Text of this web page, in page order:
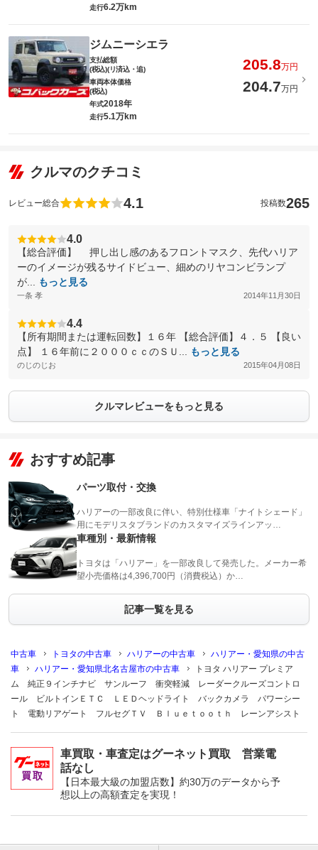
走行6.2万km
ジムニーシエラ
支払総額
(税込)(リ済込・追)
205.8万円
車両本体価格
(税込)
204.7万円
年式2018年
走行5.1万km
クルマのクチコミ
レビュー総合 4.1 投稿数265
4.0
【総合評価】 押し出し感のあるフロントマスク、先代ハリア
ーのイメージが残るサイドビュー、細めのリヤコンビランプ
が...
もっと見る
一条 孝 2014年11月30日
4.4
【所有期間または運転回数】１６年 【総合評価】４．５ 【良い
点】 １６年前に２０００ｃｃのＳＵ...
もっと見る
のじのじお 2015年04月08日
クルマレビューをもっと見る
おすすめ記事
パーツ取付・交換
ハリアーの一部改良に伴い、特別仕様車「ナイトシェード」
用にモデリスタブランドのカスタマイズラインアッ…
車種別・最新情報
トヨタは「ハリアー」を一部改良して発売した。メーカー希
望小売価格は4,396,700円（消費税込）か…
記事一覧を見る
中古車 トヨタの中古車 ハリアーの中古車
ハリアー・愛知県の中古
車
ハリアー・愛知県北名古屋市の中古車
トヨタ ハリアー プレミア
ム 純正９インチナビ サンルーフ 衝突軽減 レーダークルーズコントロ
ール ビルトインＥＴＣ ＬＥＤヘッドライト バックカメラ パワーシー
ト 電動リアゲート フルセグＴＶ Ｂｌｕｅｔｏｏｔｈ レーンアシスト
車買取・車査定はグーネット買取 営業電
話なし
【日本最大級の加盟店数】約30万のデータから予
想以上の高額査定を実現！